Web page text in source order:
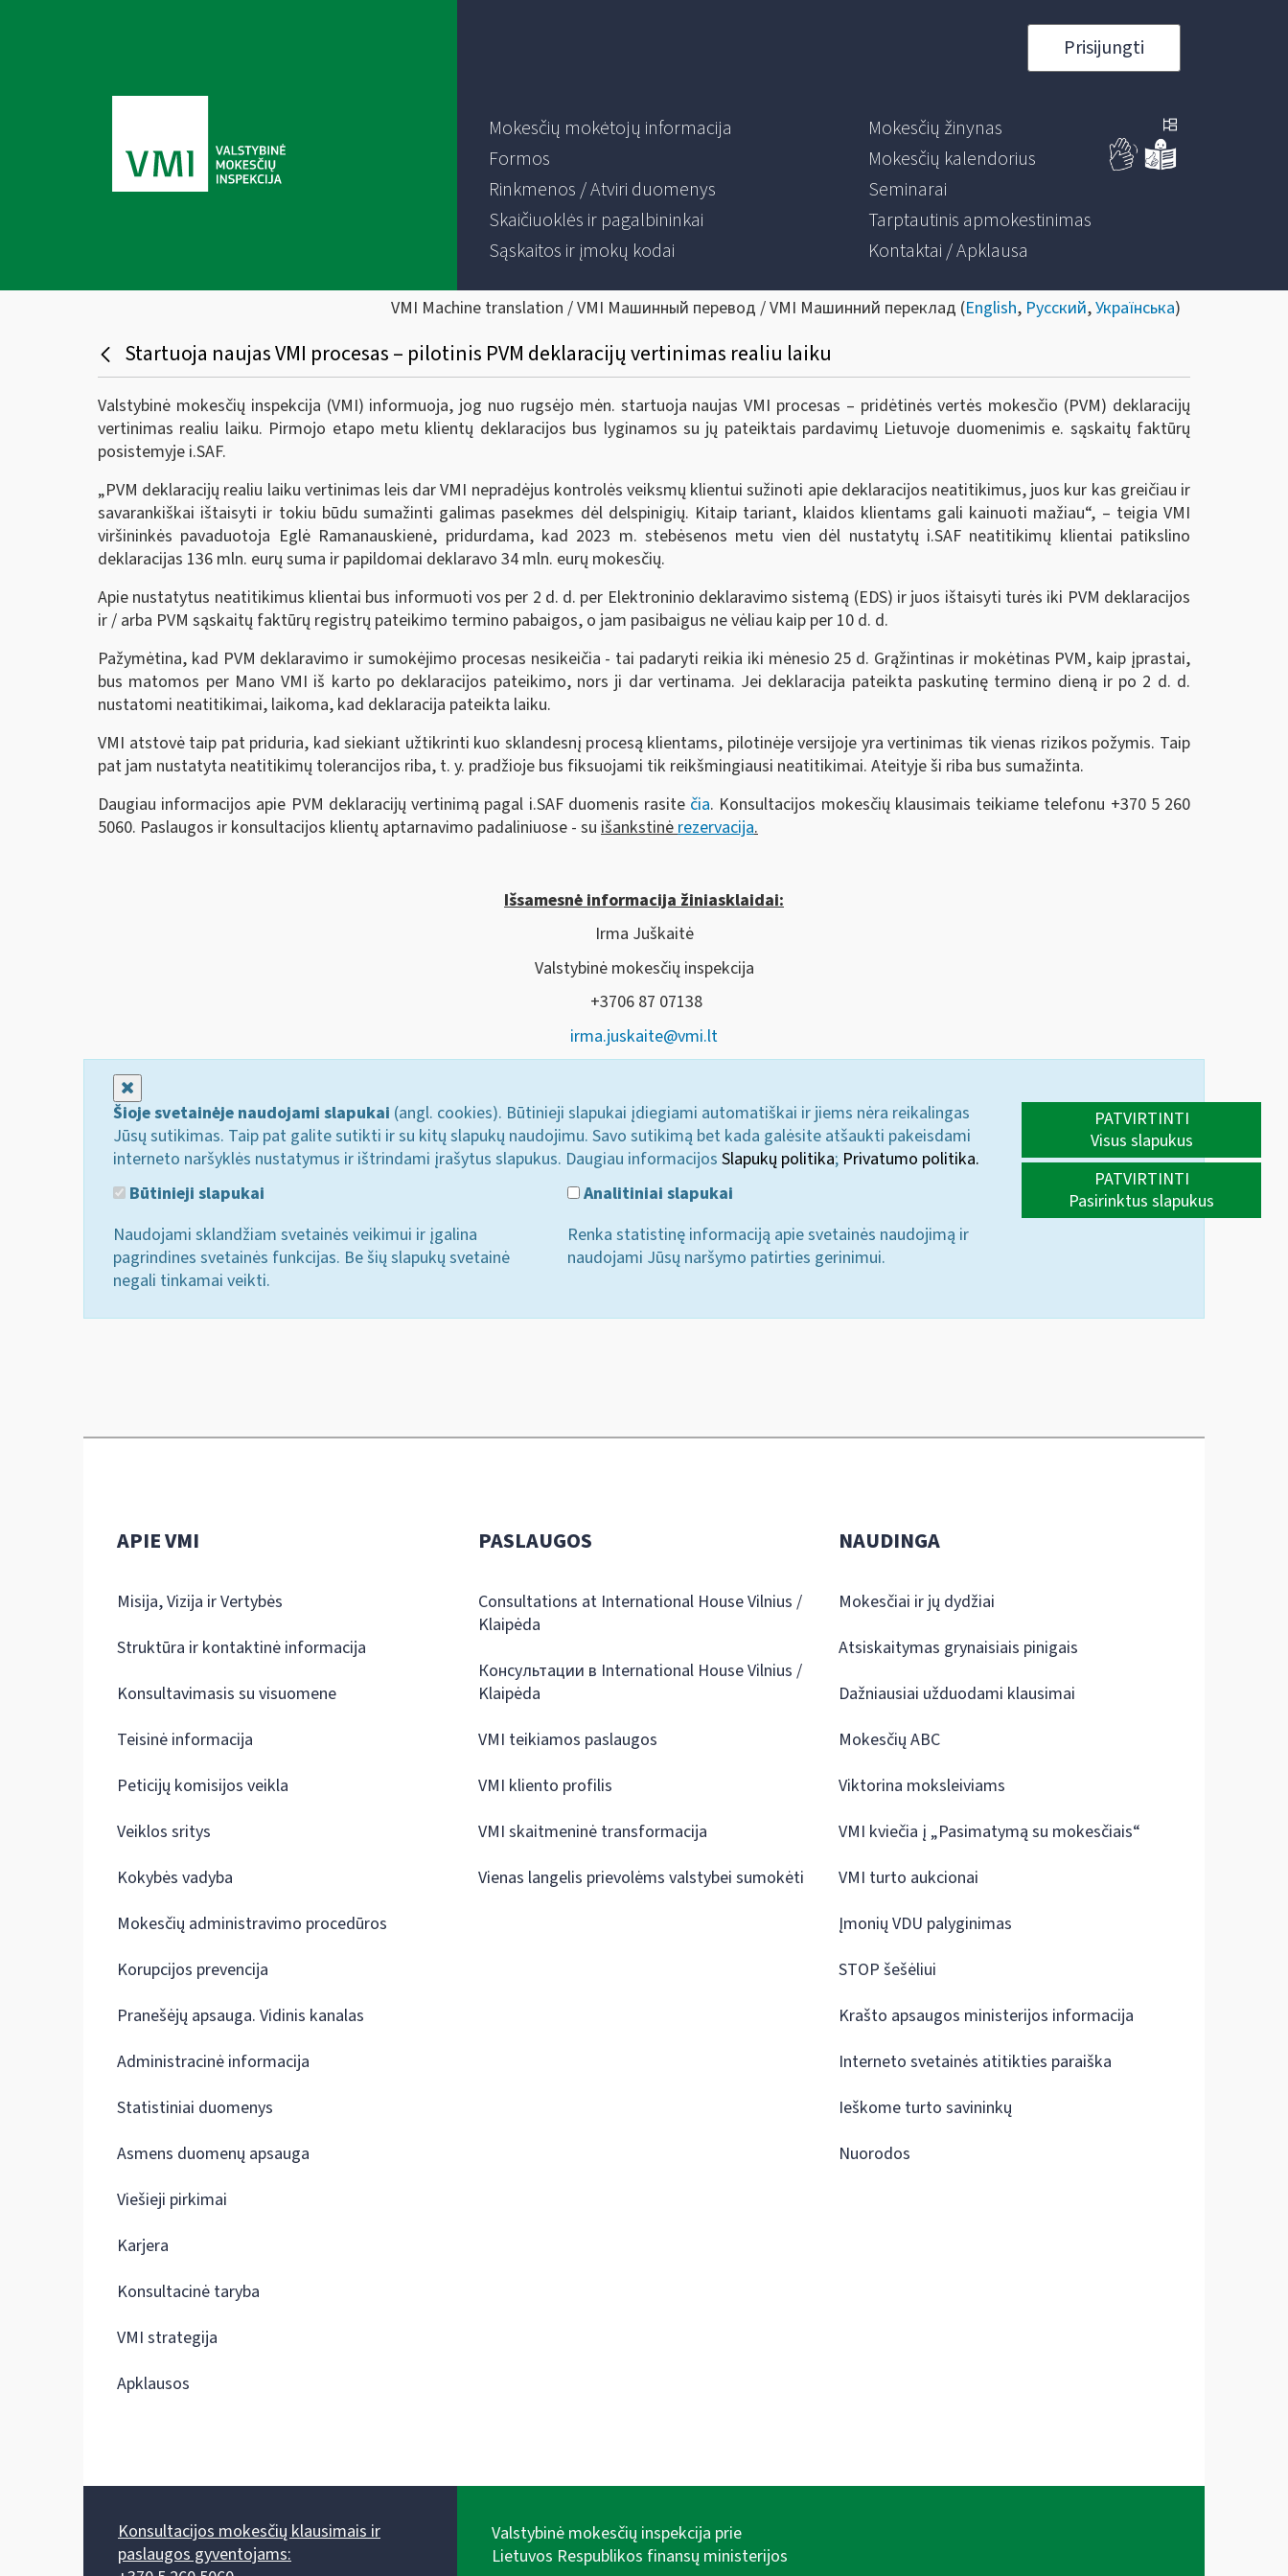
Prisijungti
Mokesčių mokėtojų informacija
Formos
Rinkmenos / Atviri duomenys
Skaičiuoklės ir pagalbininkai
Sąskaitos ir įmokų kodai
Mokesčių žinynas
Mokesčių kalendorius
Seminarai
Tarptautinis apmokestinimas
Kontaktai / Apklausa
VMI Machine translation / VMI Машинный перевод / VMI Машинний переклад (English, Русский,Українська)
Startuoja naujas VMI procesas – pilotinis PVM deklaracijų vertinimas realiu laiku
Valstybinė mokesčių inspekcija (VMI) informuoja, jog nuo rugsėjo mėn. startuoja naujas VMI procesas – pridėtinės vertės mokesčio (PVM) deklaracijų
vertinimas realiu laiku. Pirmojo etapo metu klientų deklaracijos bus lyginamos su jų pateiktais pardavimų Lietuvoje duomenimis e. sąskaitų faktūrų
posistemyje i.SAF.
„PVM deklaracijų realiu laiku vertinimas leis dar VMI nepradėjus kontrolės veiksmų klientui sužinoti apie deklaracijos neatitikimus, juos kur kas greičiau ir
savarankiškai ištaisyti ir tokiu būdu sumažinti galimas pasekmes dėl delspinigių. Kitaip tariant, klaidos klientams gali kainuoti mažiau“, – teigia VMI
viršininkės pavaduotoja Eglė Ramanauskienė, pridurdama, kad 2023 m. stebėsenos metu vien dėl nustatytų i.SAF neatitikimų klientai patikslino
deklaracijas 136 mln. eurų suma ir papildomai deklaravo 34 mln. eurų mokesčių.
Apie nustatytus neatitikimus klientai bus informuoti vos per 2 d. d. per Elektroninio deklaravimo sistemą (EDS) ir juos ištaisyti turės iki PVM deklaracijos
ir / arba PVM sąskaitų faktūrų registrų pateikimo termino pabaigos, o jam pasibaigus ne vėliau kaip per 10 d. d.
Pažymėtina, kad PVM deklaravimo ir sumokėjimo procesas nesikeičia - tai padaryti reikia iki mėnesio 25 d. Grąžintinas ir mokėtinas PVM, kaip įprastai,
bus matomos per Mano VMI iš karto po deklaracijos pateikimo, nors ji dar vertinama. Jei deklaracija pateikta paskutinę termino dieną ir po 2 d. d.
nustatomi neatitikimai, laikoma, kad deklaracija pateikta laiku.
VMI atstovė taip pat priduria, kad siekiant užtikrinti kuo sklandesnį procesą klientams, pilotinėje versijoje yra vertinimas tik vienas rizikos požymis. Taip
pat jam nustatyta neatitikimų tolerancijos riba, t. y. pradžioje bus fiksuojami tik reikšmingiausi neatitikimai. Ateityje ši riba bus sumažinta.
Daugiau informacijos apie PVM deklaracijų vertinimą pagal i.SAF duomenis rasite čia. Konsultacijos mokesčių klausimais teikiame telefonu +370 5 260
5060. Paslaugos ir konsultacijos klientų aptarnavimo padaliniuose - su išankstinėrezervacija.
Išsamesnė informacija žiniasklaidai:
Irma Juškaitė
Valstybinė mokesčių inspekcija
+3706 87 07138
irma.juskaite@vmi.lt
Šioje svetainėje naudojami slapukai (angl. cookies). Būtinieji slapukai įdiegiami automatiškai ir jiems nėra reikalingas
Jūsų sutikimas. Taip pat galite sutikti ir su kitų slapukų naudojimu. Savo sutikimą bet kada galėsite atšaukti pakeisdami
interneto naršyklės nustatymus ir ištrindami įrašytus slapukus. Daugiau informacijos Slapukų politika; Privatumo politika.
Būtinieji slapukai
Naudojami sklandžiam svetainės veikimui ir įgalina
pagrindines svetainės funkcijas. Be šių slapukų svetainė
negali tinkamai veikti.
Analitiniai slapukai
Renka statistinę informaciją apie svetainės naudojimą ir
naudojami Jūsų naršymo patirties gerinimui.
PATVIRTINTI
Visus slapukus
PATVIRTINTI
Pasirinktus slapukus
APIE VMI
Misija, Vizija ir Vertybės
Struktūra ir kontaktinė informacija
Konsultavimasis su visuomene
Teisinė informacija
Peticijų komisijos veikla
Veiklos sritys
Kokybės vadyba
Mokesčių administravimo procedūros
Korupcijos prevencija
Pranešėjų apsauga. Vidinis kanalas
Administracinė informacija
Statistiniai duomenys
Asmens duomenų apsauga
Viešieji pirkimai
Karjera
Konsultacinė taryba
VMI strategija
Apklausos
PASLAUGOS
Consultations at International House Vilnius /
Klaipėda
Консультации в International House Vilnius /
Klaipėda
VMI teikiamos paslaugos
VMI kliento profilis
VMI skaitmeninė transformacija
Vienas langelis prievolėms valstybei sumokėti
NAUDINGA
Mokesčiai ir jų dydžiai
Atsiskaitymas grynaisiais pinigais
Dažniausiai užduodami klausimai
Mokesčių ABC
Viktorina moksleiviams
VMI kviečia į „Pasimatymą su mokesčiais“
VMI turto aukcionai
Įmonių VDU palyginimas
STOP šešėliui
Krašto apsaugos ministerijos informacija
Interneto svetainės atitikties paraiška
Ieškome turto savininkų
Nuorodos
Konsultacijos mokesčių klausimais ir
paslaugos gyventojams:
Valstybinė mokesčių inspekcija prie
Lietuvos Respublikos finansų ministerijos